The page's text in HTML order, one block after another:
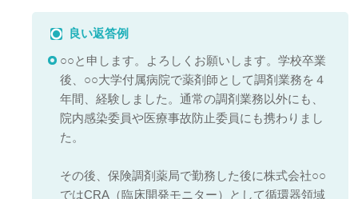
良い返答例
○○と申します。よろしくお願いします。学校卒業
後、○○大学付属病院で薬剤師として調剤業務を４
年間、経験しました。通常の調剤業務以外にも、
院内感染委員や医療事故防止委員にも携わりまし
た。
その後、保険調剤薬局で勤務した後に株式会社○○
ではCRA（臨床開発モニター）として循環器領域